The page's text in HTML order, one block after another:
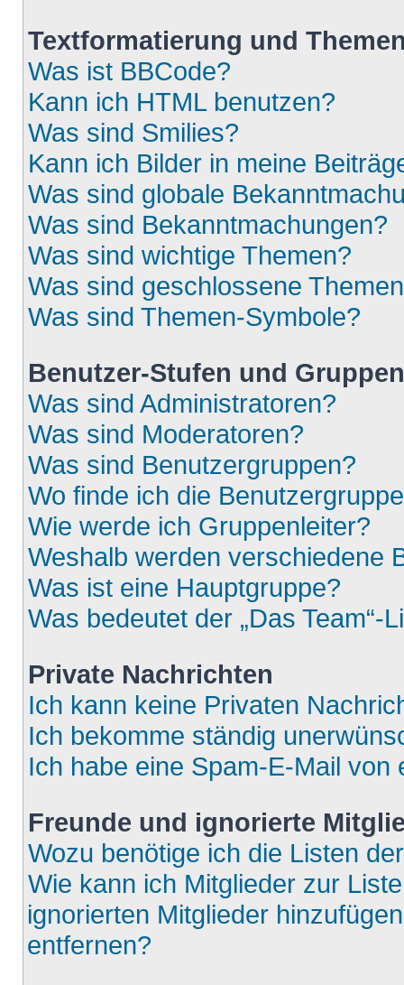
Textformatierung und
Was ist BBCode?
Kann ich HTML benutzen?
Was sind Smilies?
Kann ich Bilder in meine
Was sind globale
Was sind Bekanntmachungen?
Was sind wichtige Themen?
Was sind geschlossene
Was sind Themen-Symbole?
Benutzer-Stufen und Gruppen
Was sind Administratoren?
Was sind Moderatoren?
Was sind Benutzergruppen?
Wo finde ich die
Wie werde ich Gruppenleiter?
Weshalb werden verschiedene
Was ist eine Hauptgruppe?
Was bedeutet der „Das Team“-
Private Nachrichten
Ich kann keine Privaten
Ich bekomme ständig
Ich habe eine Spam-E-Mail
Freunde und ignorierte
Wozu benötige ich die Listen
Wie kann ich Mitglieder zur
ignorierten Mitglieder
entfernen?